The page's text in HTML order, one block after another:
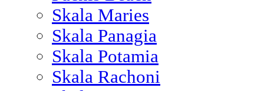
Skala Maries
Skala Panagia
Skala Potamia
Skala Rachoni